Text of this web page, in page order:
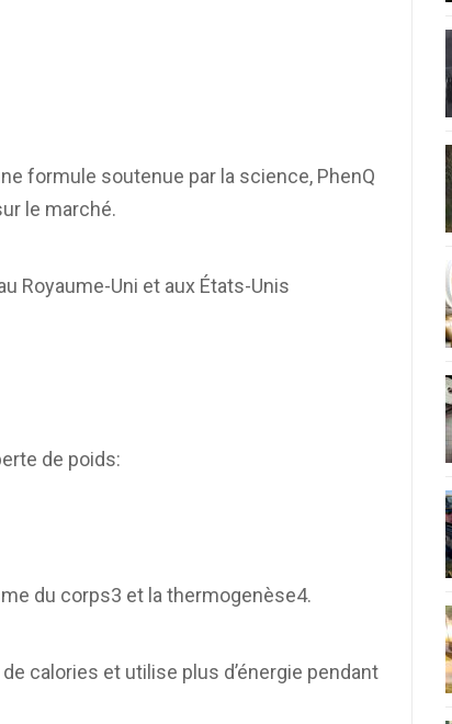
formule soutenue par la science, PhenQ
le marché.
Royaume-Uni et aux États-Unis
de poids:
du corps3 et la thermogenèse4.
calories et utilise plus d’énergie pendant